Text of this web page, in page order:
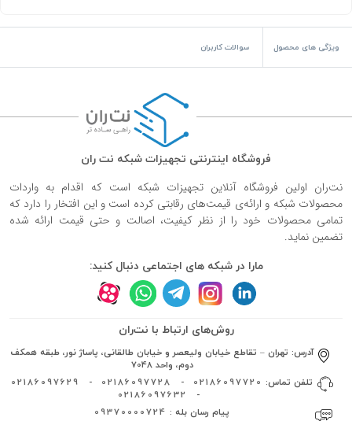
ویژگی های محصول سوالات کاربران
فروشگاه اینترنتی تجهیزات شبکه نت ران
نت‌ران اولین فروشگاه آنلاین تجهیزات شبکه است که اقدام به واردات
محصولات شبکه و ارائه‌ی قیمت‌های رقابتی کرده است و این افتخار را دارد که
تمامی محصولات خود را از نظر کیفیت، اصالت و حتی قیمت ارائه شده
تضمین نماید.
مارا در شبکه های اجتماعی دنبال کنید:
روش‌های ارتباط با نت‌ران
آدرس: تهران – تقاطع خیابان ولیعصر و خیابان طالقانی، پاساژ نور، طبقه همکف
دوم، واحد 7048
تلفن تماس: 02186097720
-
02186097728
-
02186097629
-
02186097632
پیام رسان بله : 09370000724